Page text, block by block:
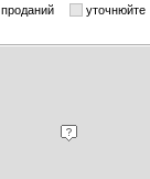
проданий уточнюйте